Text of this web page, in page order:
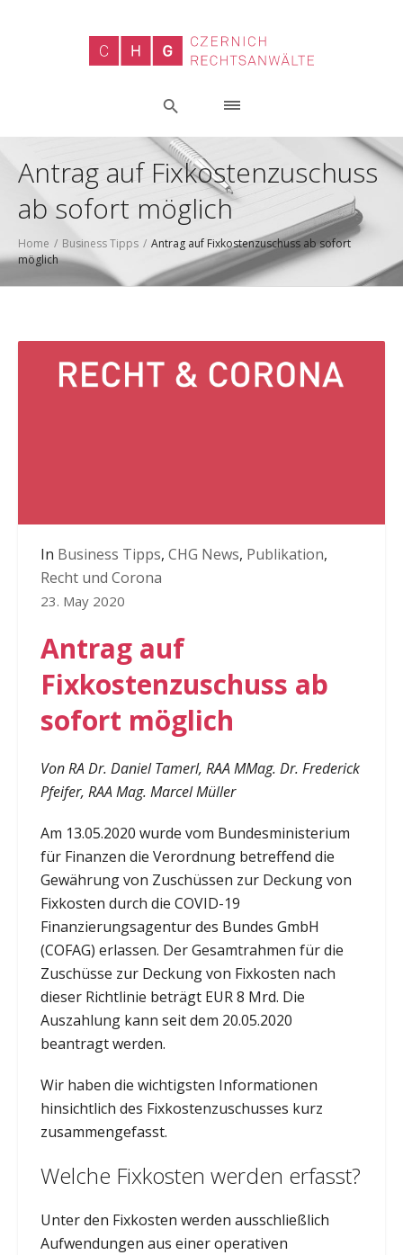
Antrag auf Fixkostenzuschuss
ab sofort möglich
Home / Business Tipps / Antrag auf Fixkostenzuschuss ab sofort
möglich
In Business Tipps, CHG News, Publikation,
Recht und Corona
23. May 2020
Antrag auf
Fixkostenzuschuss ab
sofort möglich
Von RA Dr. Daniel Tamerl, RAA MMag. Dr. Frederick
Pfeifer, RAA Mag. Marcel Müller
Am 13.05.2020 wurde vom Bundesministerium
für Finanzen die Verordnung betreffend die
Gewährung von Zuschüssen zur Deckung von
Fixkosten durch die COVID-19
Finanzierungsagentur des Bundes GmbH
(COFAG) erlassen. Der Gesamtrahmen für die
Zuschüsse zur Deckung von Fixkosten nach
dieser Richtlinie beträgt EUR 8 Mrd. Die
Auszahlung kann seit dem 20.05.2020
beantragt werden.
Wir haben die wichtigsten Informationen
hinsichtlich des Fixkostenzuschusses kurz
zusammengefasst.
Welche Fixkosten werden erfasst?
Unter den Fixkosten werden ausschließlich
Aufwendungen aus einer operativen